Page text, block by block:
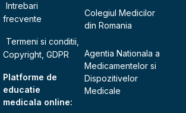
Intrebari
frecvente
Termeni si conditii,
Copyright, GDPR
Platforme de
educatie
medicala online:
Colegiul Medicilor
din Romania
Agentia Nationala a
Medicamentelor si
Dispozitivelor
Medicale